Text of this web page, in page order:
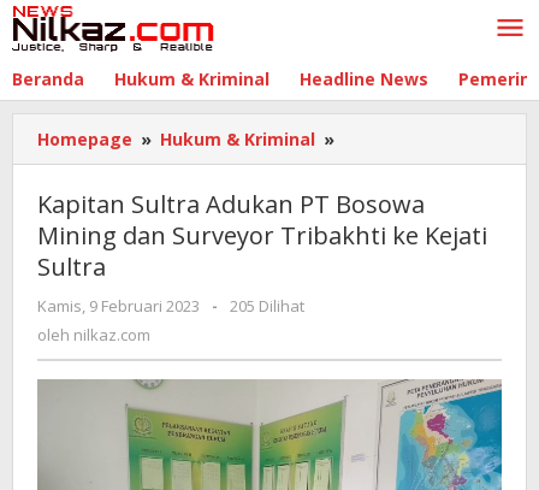
Lewati
ke
Beranda Hukum & Kriminal Headline News
Homepage » Hukum & Kriminal »
Sultra
PT
Bosowa
ke
Kejati
Sultra
Kapitan Sultra Adukan PT Bosowa
Mining dan Surveyor Tribakhti ke Kejati
Sultra
Kamis, 9 Februari 2023
oleh
-
205 Dilihat
oleh nilkaz.com